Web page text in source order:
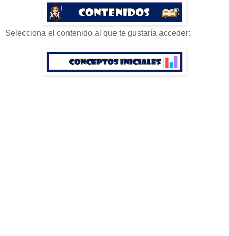
Selecciona el contenido al que te gustaría acceder: